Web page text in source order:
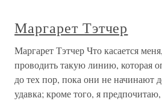
Маргарет Тэтчер
Маргарет Тэтчер Что касается
проводить такую линию, которая
до тех пор, пока они не начинают
удавка; кроме того, я